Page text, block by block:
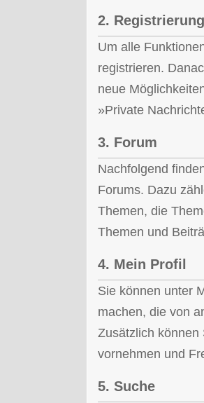
2.
Um alle
registrieren.
neue
»Private
3. Forum
Nachfolgend
Forums. Dazu
Themen, die
Themen und
4. Mein Profil
Sie können unter
machen, die von
Zusätzlich können
vornehmen und
5. Suche